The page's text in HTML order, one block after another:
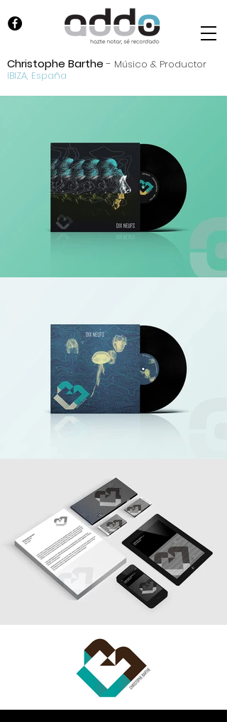
IBIZA, España
Christophe Barthe- Músico & Productor